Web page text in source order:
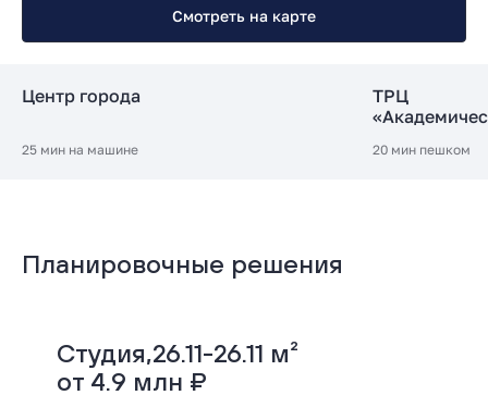
Инфраструктура
Центр города
25 мин на машине
ТРЦ
20 мин пешком
Смотреть на карте
Планировочные решения
Студия,26.11-26.11 м²
от 4.9 млн ₽